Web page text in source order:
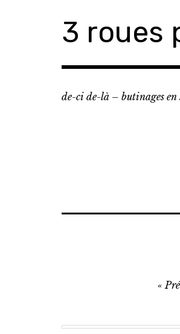
3 roues
de-ci de-là – butinages en
l’article